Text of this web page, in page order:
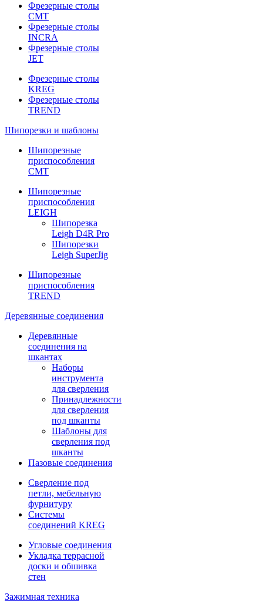
Фрезерные столы
CMT
Фрезерные столы
INCRA
Фрезерные столы
JET
Фрезерные столы
KREG
Фрезерные столы
TREND
Шипорезки и шаблоны
Шипорезные
приспособления
CMT
Шипорезные
приспособления
LEIGH
Шипорезка
Leigh D4R Pro
Шипорезки
Leigh SuperJig
Шипорезные
приспособления
TREND
Деревянные соединения
Деревянные
соединения на
шкантах
Наборы
инструмента
для сверления
Принадлежности
для сверления
под шканты
Шаблоны для
сверления под
шканты
Пазовые соединения
Сверление под
петли, мебельную
фурнитуру
Системы
соединений KREG
Угловые соединения
Укладка террасной
доски и обшивка
стен
Зажимная техника